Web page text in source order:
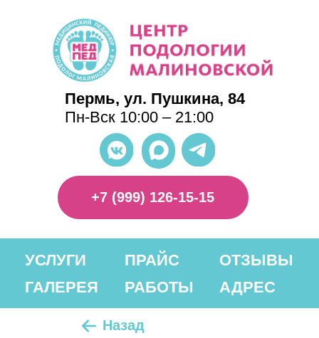
+7 (999) 126-15-15
Пермь, ул. Пушкина, 84
Пн-Вск 10:00 – 21:00
УСЛУГИ
ГАЛЕРЕЯ РАБОТЫ АДРЕС
Назад